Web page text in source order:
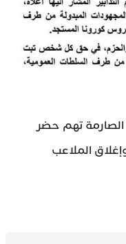
الصارمة تهم حضر
الملاعب